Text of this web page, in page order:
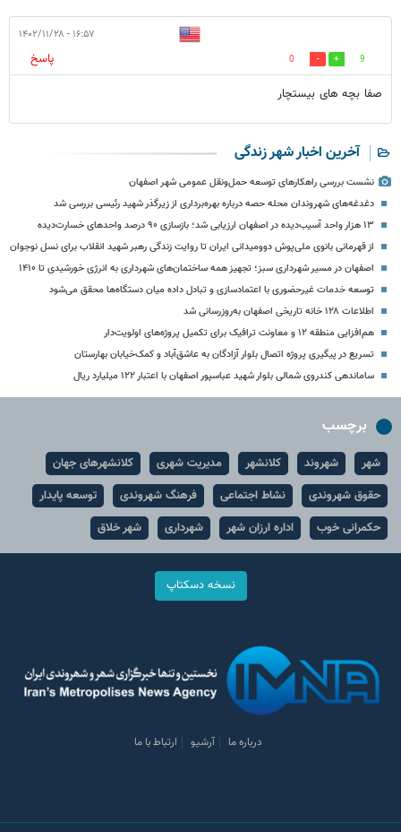
۱۶:۵۷ - ۱۴۰۲/۱۱/۲۸
9
0
پاسخ
صفا بچه های بیستچار
آخرین اخبار شهر زندگی
نشست بررسی راهکارهای توسعه حمل‌ونقل عمومی شهر اصفهان
دغدغه‌های شهروندان محله حصه درباره بهره‌برداری از زیرگذر شهید رئیسی بررسی شد
۱۳ هزار واحد آسیب‌دیده در اصفهان ارزیابی شد؛ بازسازی ۹۰ درصد واحدهای خسارت‌دیده
از قهرمانی بانوی ملی‌پوش دوومیدانی ایران تا روایت زندگی رهبر شهید انقلاب برای نسل نوجوان
اصفهان در مسیر شهرداری سبز؛ تجهیز همه ساختمان‌های شهرداری به انرژی خورشیدی تا ۱۴۱۰
توسعه خدمات غیرحضوری با اعتمادسازی و تبادل داده میان دستگاه‌ها محقق می‌شود
اطلاعات ۱۲۸ خانه تاریخی اصفهان به‌روزرسانی شد
هم‌افزایی منطقه ۱۲ و معاونت ترافیک برای تکمیل پروژه‌های اولویت‌دار
تسریع در پیگیری پروژه اتصال بلوار آزادگان به عاشق‌آباد و کمک‌خیابان بهارستان
ساماندهی کندروی شمالی بلوار شهید عباسپور اصفهان با اعتبار ۱۲۲ میلیارد ریال
برچسب
شهر شهروند کلانشهر مدیریت شهری
کلانشهرهای جهان
حقوق شهروندی
نشاط اجتماعی فرهنگ شهروندی
توسعه پایدار
حکمرانی خوب
اداره ارزان شهر شهرداری شهر خلاق
نسخه دسکتاپ
درباره ما آرشیو ارتباط با ما